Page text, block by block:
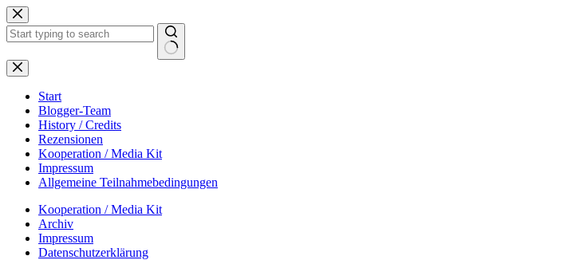
Zum
Inhalt
springen
Start
Blogger-Team
History / Credits
Rezensionen
Kooperation / Media Kit
Impressum
Allgemeine Teilnahmebedingungen
Kooperation / Media Kit
Archiv
Impressum
Datenschutzerklärung